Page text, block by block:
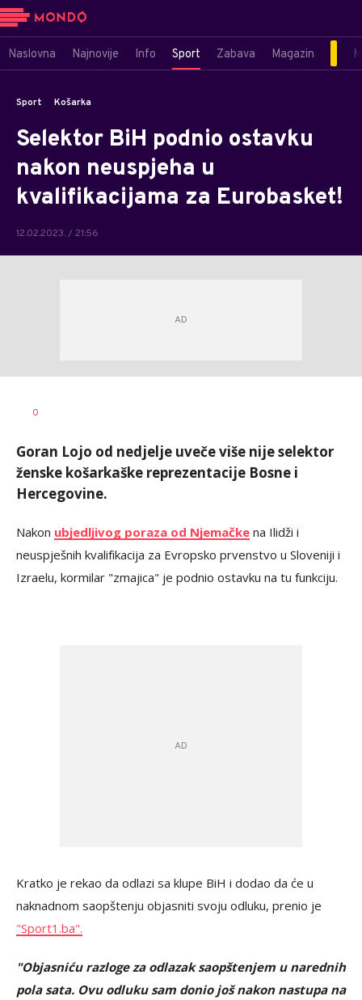
Naslovna Najnovije Info Sport Zabava Magazin
Sport Košarka
Selektor BiH podnio ostavku
nakon neuspjeha u
kvalifikacijama za Eurobasket!
12.02.2023. / 21:56
AUTOR
0
Goran Lojo od nedjelje uveče više nije selektor
ženske košarkaške reprezentacije Bosne i
Hercegovine.
Nakon ubjedljivog poraza od Njemačke na Ilidži i
neuspješnih kvalifikacija za Evropsko prvenstvo u Sloveniji i
Izraelu, kormilar "zmajica" je podnio ostavku na tu funkciju.
Kratko je rekao da odlazi sa klupe BiH i dodao da će u
naknadnom saopštenju objasniti svoju odluku, prenio je
"Sport1.ba".
"Objasniću razloge za odlazak saopštenjem u narednih
pola sata. Ovu odluku sam donio još nakon nastupa na